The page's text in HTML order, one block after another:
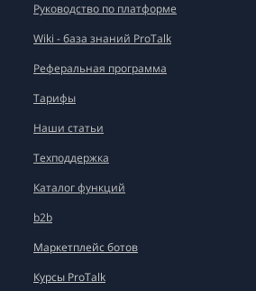
Руководство по платформе
Wiki - база знаний ProTalk
Реферальная программа
Тарифы
Наши статьи
Техподдержка
Каталог функций
b2b
Маркетплейс ботов
Курсы ProTalk